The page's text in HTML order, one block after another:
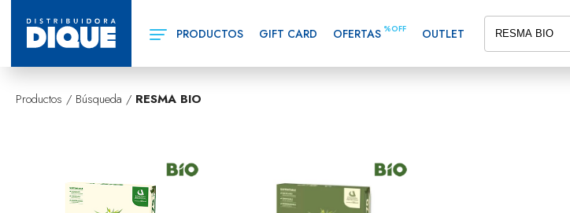
PRODUCTOS GIFT CARD OFERTAS %OFF OUTLET
Productos / Búsqueda / RESMA BIO